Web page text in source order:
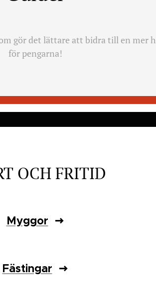
gör det lättare att bidra till en mer h
för pengarna!
OCH FRITID
Myggor
Fästingar